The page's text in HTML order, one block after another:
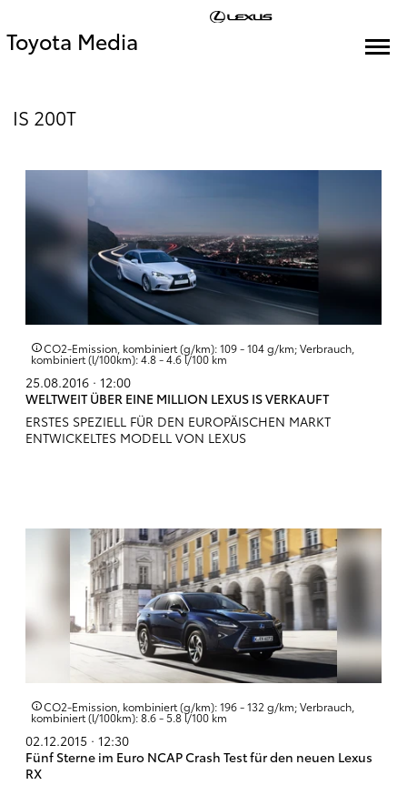
Toyota Media
IS 200T
CO2-Emission, kombiniert (g/km): 109 - 104 g/km; Verbrauch,
kombiniert (l/100km): 4.8 - 4.6 l/100 km
25.08.2016 · 12:00
WELTWEIT ÜBER EINE MILLION LEXUS IS VERKAUFT
ERSTES SPEZIELL FÜR DEN EUROPÄISCHEN MARKT
ENTWICKELTES MODELL VON LEXUS
CO2-Emission, kombiniert (g/km): 196 - 132 g/km; Verbrauch,
kombiniert (l/100km): 8.6 - 5.8 l/100 km
02.12.2015 · 12:30
Fünf Sterne im Euro NCAP Crash Test für den neuen Lexus
RX